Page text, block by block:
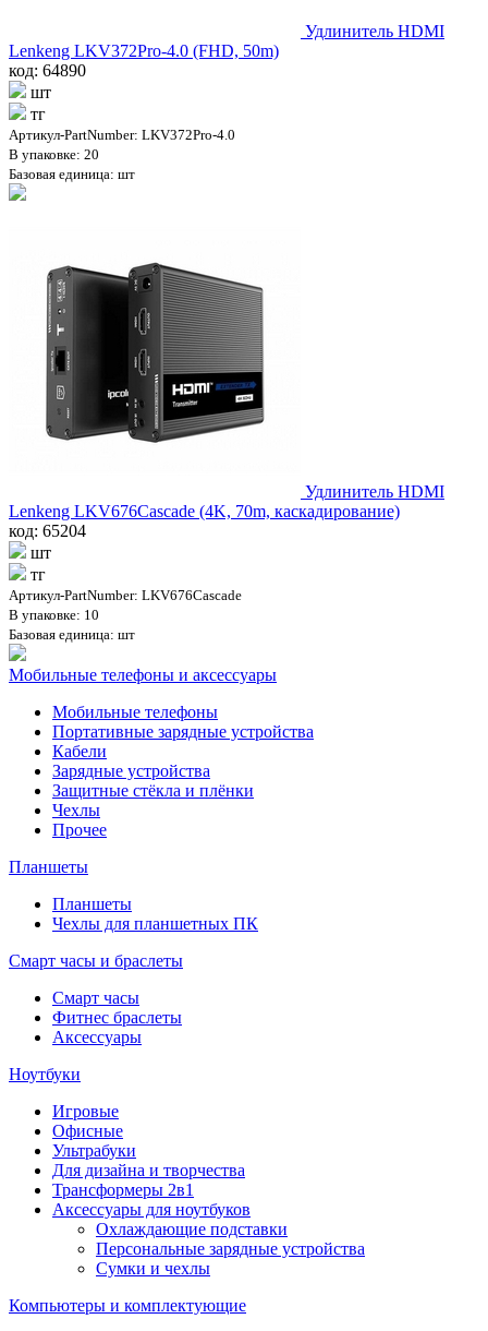
Удлинитель HDMI
Lenkeng LKV372Pro-4.0 (FHD, 50m)
код: 64890
шт
тг
Артикул-PartNumber: LKV372Pro-4.0
В упаковке: 20
Базовая единица: шт
Удлинитель HDMI
Lenkeng LKV676Cascade (4K, 70m, каскадирование)
код: 65204
шт
тг
Артикул-PartNumber: LKV676Cascade
В упаковке: 10
Базовая единица: шт
Мобильные телефоны и аксессуары
Мобильные телефоны
Портативные зарядные устройства
Кабели
Зарядные устройства
Защитные стёкла и плёнки
Чехлы
Прочее
Планшеты
Планшеты
Чехлы для планшетных ПК
Смарт часы и браслеты
Смарт часы
Фитнес браслеты
Аксессуары
Ноутбуки
Игровые
Офисные
Ультрабуки
Для дизайна и творчества
Трансформеры 2в1
Аксессуары для ноутбуков
Охлаждающие подставки
Персональные зарядные устройства
Сумки и чехлы
Компьютеры и комплектующие